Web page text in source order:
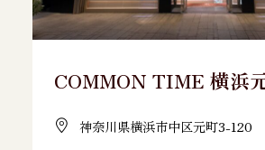
COMMON TIME 横浜
神奈川県横浜市中区元町3-120